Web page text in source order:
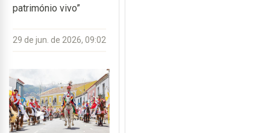
património vivo”
29 de jun. de 2026, 09:02